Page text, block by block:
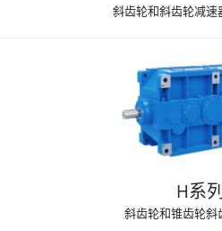
斜齿轮和斜齿轮减速
H系列
斜齿轮和锥齿轮斜